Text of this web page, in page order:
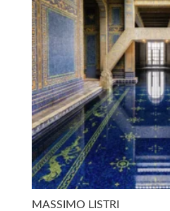
MASSIMO LISTRI